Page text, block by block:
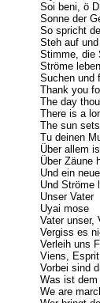
Soi beni, ö
Sonne der
So spricht
Steh auf
Stimme, die
Ströme
Suchen und
Thank you
The day
There is a
The sun
Tu deinen
Über allem
Über Zäune
Und ein
Und Ströme
Unser Vater
Uyai mose
Vater unser,
Vergiss es
Verleih uns
Viens,
Vorbei sind
Was ist
We are